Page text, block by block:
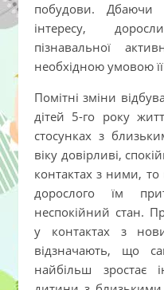
побудови. Дбаючи
інтересу,
пізнавальної
необхідною умовою
Помітні зміни
дітей 5-го року
стосунках з
віку довірливі,
контактах з ними, то
дорослого їм
неспокійний стан.
у контактах з
відзначають, що
найбільш зростає